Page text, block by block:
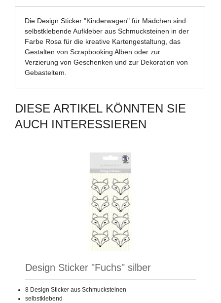
Die Design Sticker "Kinderwagen" für Mädchen sind
selbstklebende Aufkleber aus Schmucksteinen in der
Farbe Rosa für die kreative Kartengestaltung, das
Gestalten von Scrapbooking Alben oder zur
Verzierung von Geschenken und zur Dekoration von
Gebasteltem.
DIESE ARTIKEL KÖNNTEN SIE
AUCH INTERESSIEREN
Design Sticker "Fuchs" silber
8 Design Sticker aus Schmucksteinen
selbstklebend